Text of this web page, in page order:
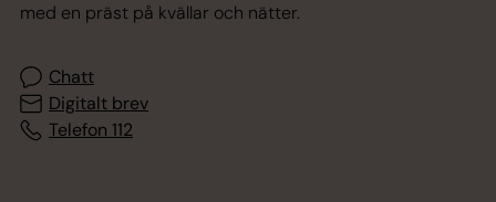
med en präst på kvällar och nätter.
Chatt
Digitalt brev
Telefon 112